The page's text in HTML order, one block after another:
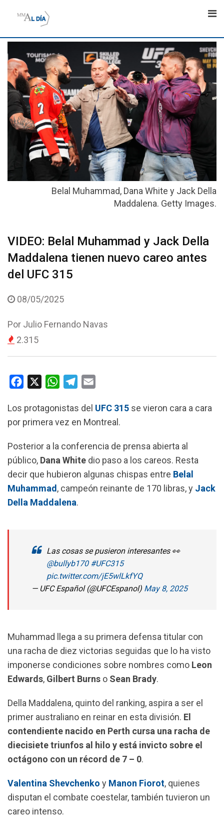
Belal Muhammad, Dana White y Jack Della
Maddalena. Getty Images.
VIDEO: Belal Muhammad y Jack Della
Maddalena tienen nuevo careo antes
del UFC 315
08/05/2025
Por Julio Fernando Navas
2.315
c
e
o
o
k
W
a
t
A
p
p
l
e
r
a
m
a
i
Los protagonistas del UFC 315 se vieron cara a cara
por primera vez en Montreal.
Posterior a la conferencia de prensa abierta al
público, Dana White dio paso a los careos. Resta
decir que hubieron algunas chispas entre Belal
Muhammad, campeón reinante de 170 libras, y Jack
Della Maddalena.
Las cosas se pusieron interesantes 👀
@bullyb170 #UFC315
pic.twitter.com/jE5wlLkfYQ
— UFC Español (@UFCEspanol) May 8, 2025
Muhammad llega a su primera defensa titular con
una racha de diez victorias seguidas que lo ha visto
imponerse condiciones sobre nombres como Leon
Edwards, Gilbert Burns o Sean Brady.
Della Maddalena, quinto del ranking, aspira a ser el
primer australiano en reinar en esta división. El
contendiente nacido en Perth cursa una racha de
diecisiete triunfos al hilo y está invicto sobre el
octágono con un récord de 7 – 0.
Valentina Shevchenko y Manon Fiorot, quienes
disputan el combate coestelar, también tuvieron un
careo intenso.